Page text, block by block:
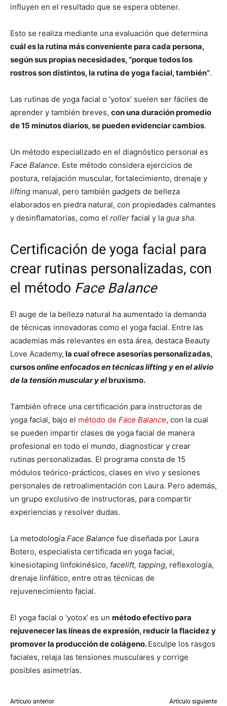
influyen en el resultado que se espera obtener.
Esto se realiza mediante una evaluación que determina
cuál es la rutina más conveniente para cada persona,
según sus propias necesidades, “porque todos los
rostros son distintos, la rutina de yoga facial, también”.
Las rutinas de yoga facial o ‘yotox’ suelen ser fáciles de
aprender y también breves, con una duración promedio
de 15 minutos diarios, se pueden evidenciar cambios.
Un método especializado en el diagnóstico personal es
Face Balance. Este método considera ejercicios de
postura, relajación muscular, fortalecimiento, drenaje y
lifting manual, pero también gadgets de belleza
elaborados en piedra natural, con propiedades calmantes
y desinflamatorias, como el roller facial y la gua sha.
Certificación de yoga facial para
crear rutinas personalizadas, con
el método Face Balance
El auge de la belleza natural ha aumentado la demanda
de técnicas innovadoras como el yoga facial. Entre las
academias más relevantes en esta área, destaca Beauty
Love Academy, la cual ofrece asesorías personalizadas,
cursosonline enfocados en técnicas lifting y en el alivio
de la tensión muscular y elbruxismo.
También ofrece una certificación para instructoras de
yoga facial, bajo el método de Face Balance, con la cual
se pueden impartir clases de yoga facial de manera
profesional en todo el mundo, diagnosticar y crear
rutinas personalizadas. El programa consta de 15
módulos teórico-prácticos, clases en vivo y sesiones
personales de retroalimentación con Laura. Pero además,
un grupo exclusivo de instructoras, para compartir
experiencias y resolver dudas.
La metodología Face Balance fue diseñada por Laura
Botero, especialista certificada en yoga facial,
kinesiotaping linfokinésico, facelift, tapping, reflexología,
drenaje linfático, entre otras técnicas de
rejuvenecimiento facial.
El yoga facial o ‘yotox’ es un método efectivo para
rejuvenecer las líneas de expresión, reducir la flacidez y
promover la producción de colágeno.Esculpe los rasgos
faciales, relaja las tensiones musculares y corrige
posibles asimetrías.
Artículo anterior Artículo siguiente